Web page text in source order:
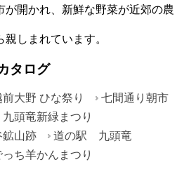
開かれ、新鮮な野菜が近郊の農
しまれています。
タログ
前大野 ひな祭り
七間通り朝市
九頭竜新緑まつり
鉱山跡
道の駅 九頭竜
っち羊かんまつり